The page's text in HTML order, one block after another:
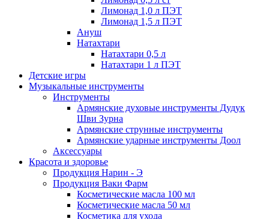
Лимонад 1,0 л ПЭТ
Лимонад 1,5 л ПЭТ
Ануш
Натахтари
Натахтари 0,5 л
Натахтари 1 л ПЭТ
Детские игры
Музыкальные инструменты
Инструменты
Армянские духовые инструменты Дудук
Шви Зурна
Армянские струнные инструменты
Армянские ударные инструменты Доол
Аксессуары
Красота и здоровье
Продукция Нарин - Э
Продукция Ваки Фарм
Косметические масла 100 мл
Косметические масла 50 мл
Косметика для ухода